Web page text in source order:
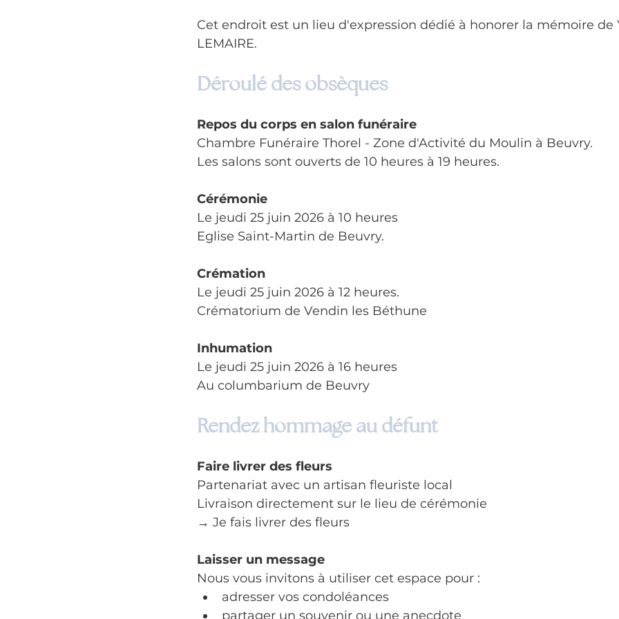
Cet endroit est un lieu d'expression dédié à honorer la mémoire de
LEMAIRE.
Déroulé des obsèques
Repos du corps en salon funéraire
Chambre Funéraire Thorel - Zone d'Activité du Moulin à Beuvry.
Les salons sont ouverts de 10 heures à 19 heures.
Cérémonie
Le jeudi 25 juin 2026 à 10 heures
Eglise Saint-Martin de Beuvry.
Crémation
Le jeudi 25 juin 2026 à 12 heures.
Crématorium de Vendin les Béthune
Inhumation
Le jeudi 25 juin 2026 à 16 heures
Au columbarium de Beuvry
Rendez hommage au défunt
Faire livrer des fleurs
Partenariat avec un artisan fleuriste local
Livraison directement sur le lieu de cérémonie
→ Je fais livrer des fleurs
Laisser un message
Nous vous invitons à utiliser cet espace pour :
adresser vos condoléances
partager un souvenir ou une anecdote